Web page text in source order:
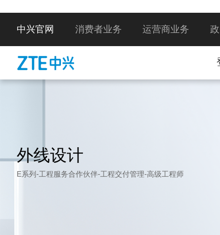
中兴官网 消费者业务 运营商业务
外线设计
E系列-工程服务合作伙伴-工程交付管理-高级工程师